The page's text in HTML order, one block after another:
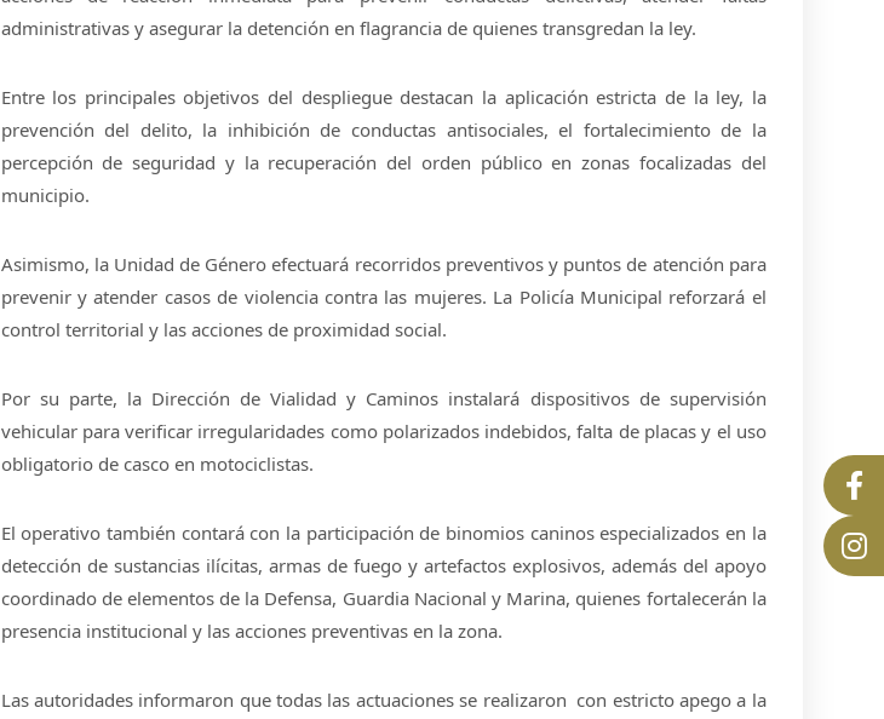
administrativas y asegurar la detención en flagrancia de quienes transgredan la ley.
Entre los principales objetivos del despliegue destacan la aplicación estricta de la ley, la
prevención del delito, la inhibición de conductas antisociales, el fortalecimiento de la
percepción de seguridad y la recuperación del orden público en zonas focalizadas del
municipio.
Asimismo, la Unidad de Género efectuará recorridos preventivos y puntos de atención para
prevenir y atender casos de violencia contra las mujeres. La Policía Municipal reforzará el
control territorial y las acciones de proximidad social.
Por su parte, la Dirección de Vialidad y Caminos instalará dispositivos de supervisión
vehicular para verificar irregularidades como polarizados indebidos, falta de placas y el uso
obligatorio de casco en motociclistas.
El operativo también contará con la participación de binomios caninos especializados en la
detección de sustancias ilícitas, armas de fuego y artefactos explosivos, además del apoyo
coordinado de elementos de la Defensa, Guardia Nacional y Marina, quienes fortalecerán la
presencia institucional y las acciones preventivas en la zona.
Las autoridades informaron que todas las actuaciones se realizaron con estricto apego a la